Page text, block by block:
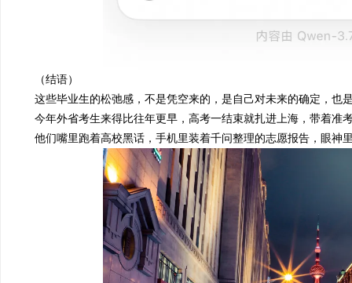
（结语）
这些毕业生的松弛感，不是凭空来的 ， 是自己对未来的确定，也
今年外省考生来得比往年更早，高考一结束就扎进上海，带着准
他们嘴里跑着高校黑话，手机里装着千问整理的志愿报告，眼神